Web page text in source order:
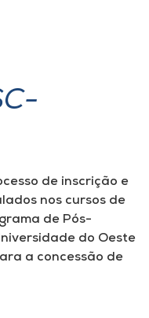
de inscrição e
nos cursos de
de Pós-
do Oeste
a concessão de